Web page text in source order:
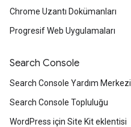
Chrome Uzantı Dokümanları
Progresif Web Uygulamaları
Search Console
Search Console Yardım Merkezi
Search Console Topluluğu
WordPress için Site Kit eklentisi